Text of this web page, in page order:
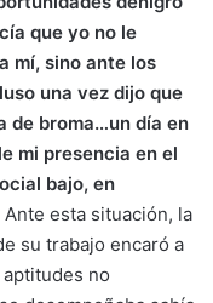
que yo no le
mí, sino ante los
una vez dijo que
de broma…un día en
mi presencia en el
bajo, en
Ante esta situación, la
su trabajo encaró a
no